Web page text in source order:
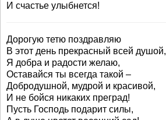
И счастье улыбнется!
Дорогую тетю поздравляю
В этот день прекрасный всей душой,
Я добра и радости желаю,
Оставайся ты всегда такой –
Добродушной, мудрой и красивой,
И не бойся никаких преград!
Пусть Господь подарит силы,